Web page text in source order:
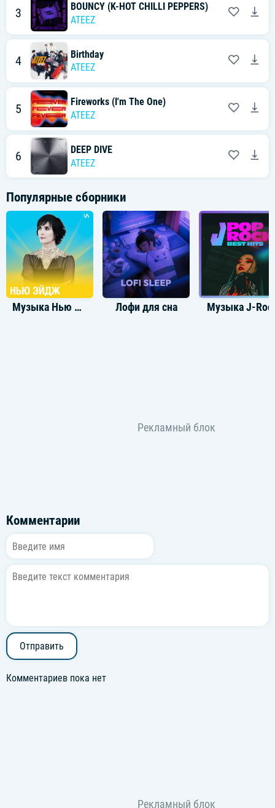
3
BOUNCY (K-HOT CHILLI PEPPERS)
ATEEZ
4
Birthday
ATEEZ
5
Fireworks (I'm The One)
ATEEZ
6
DEEP DIVE
ATEEZ
Популярные сборники
Музыка Нью Эйдж Лофи для сна Музыка J-
Комментарии
Отправить
Комментариев пока нет